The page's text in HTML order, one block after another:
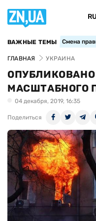
RU
ВАЖНЫЕ ТЕМЫ Смена
ГЛАВНАЯ УКРАИНА
МАСШТАБНОГО
04 декабря, 2019, 16:35
Поделиться